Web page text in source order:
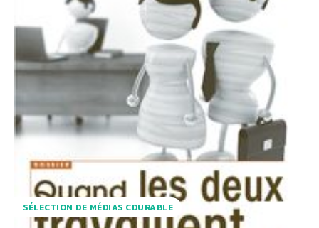
SÉLECTION DE MÉDIAS CDURABLE